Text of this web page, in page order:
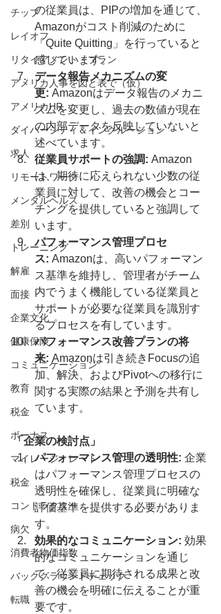
チップ
レイオフ
リタイアメント・プラン
アメリカ人事を図と表で（仮）
アメリカHR
ダイバーシティ＆インクルージョン
求人
リモートワーク
メンタルヘルス
差別
トレーニング
解雇
面接
企業文化
健康保険
コミュニケーション
教育
税金
ボーナス
マイレージ・レート
税金
コントラクター
病欠
消費者物価指数
バックグラウンドチェック
転職
の従業員は、PIPの増加を通じて、
Amazonがコスト削減のために
「Quite Quitting」を行っていると
感じています。
データ報告メカニズムの変
更: Amazonはデータ報告のメカニ
ズムを変更し、過去の数値が現在
の内部データを反映していないと
述べています。
従業員サポートの強調: Amazon
は、期待に応えられない少数の従
業員に対して、改善の機会とコー
チングを提供していると強調して
います。
パフォーマンス管理プロセ
ス: Amazonは、高いパフォーマン
ス基準を維持し、管理者がチーム
内でうまく機能している従業員と
サポートが必要な従業員を識別す
るプロセスを有しています。
パフォーマンス改善プランの将
来: Amazonは引き続きFocusの追
加、解決、およびPivotへの移行に
関する実際の結果と予測を共有し
ています。
「企業の検討点」
パフォーマンス管理の透明性: 企業
はパフォーマンス管理プロセスの
透明性を確保し、従業員に明確な
評価基準を提供する必要がありま
す。
効果的なコミュニケーション: 効果
的なコミュニケーションを通じ
て、従業員に期待される成果と改
善の機会を明確に伝えることが重
要です。